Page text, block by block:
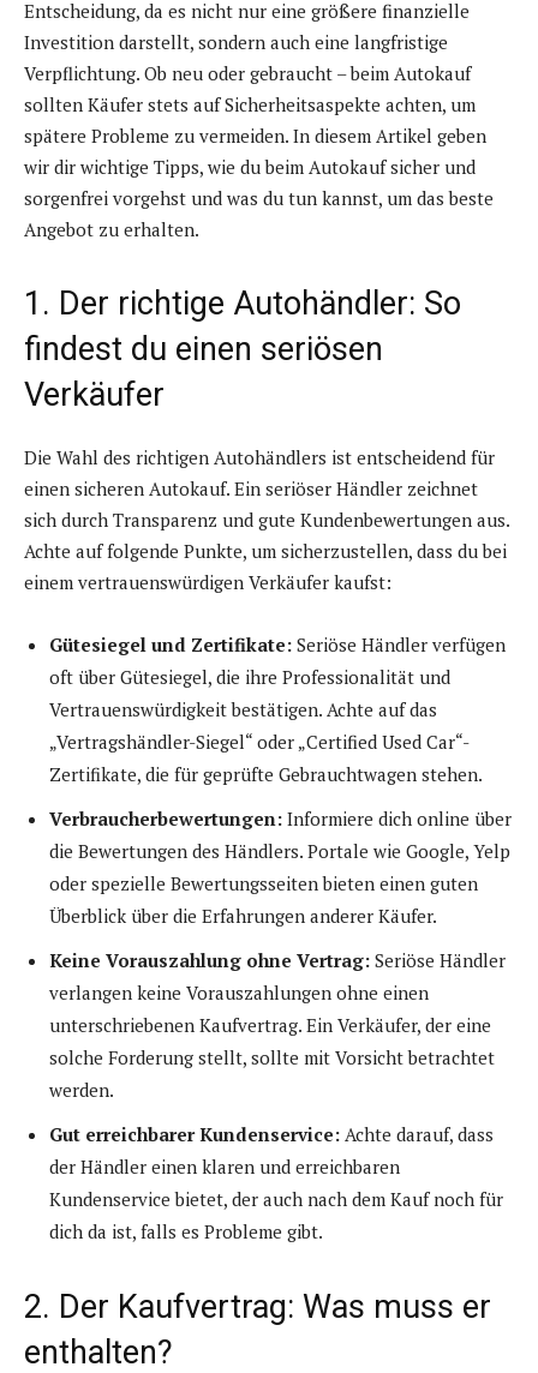
Entscheidung, da es nicht nur eine größere finanzielle
Investition darstellt, sondern auch eine langfristige
Verpflichtung. Ob neu oder gebraucht – beim Autokauf
sollten Käufer stets auf Sicherheitsaspekte achten, um
spätere Probleme zu vermeiden. In diesem Artikel geben
wir dir wichtige Tipps, wie du beim Autokauf sicher und
sorgenfrei vorgehst und was du tun kannst, um das beste
Angebot zu erhalten.
1. Der richtige Autohändler: So
findest du einen seriösen
Verkäufer
Die Wahl des richtigen Autohändlers ist entscheidend für
einen sicheren Autokauf. Ein seriöser Händler zeichnet
sich durch Transparenz und gute Kundenbewertungen aus.
Achte auf folgende Punkte, um sicherzustellen, dass du bei
einem vertrauenswürdigen Verkäufer kaufst:
Gütesiegel und Zertifikate: Seriöse Händler verfügen
oft über Gütesiegel, die ihre Professionalität und
Vertrauenswürdigkeit bestätigen. Achte auf das
„Vertragshändler-Siegel“ oder „Certified Used Car“-
Zertifikate, die für geprüfte Gebrauchtwagen stehen.
Verbraucherbewertungen: Informiere dich online über
die Bewertungen des Händlers. Portale wie Google, Yelp
oder spezielle Bewertungsseiten bieten einen guten
Überblick über die Erfahrungen anderer Käufer.
Keine Vorauszahlung ohne Vertrag: Seriöse Händler
verlangen keine Vorauszahlungen ohne einen
unterschriebenen Kaufvertrag. Ein Verkäufer, der eine
solche Forderung stellt, sollte mit Vorsicht betrachtet
werden.
Gut erreichbarer Kundenservice: Achte darauf, dass
der Händler einen klaren und erreichbaren
Kundenservice bietet, der auch nach dem Kauf noch für
dich da ist, falls es Probleme gibt.
2. Der Kaufvertrag: Was muss er
enthalten?